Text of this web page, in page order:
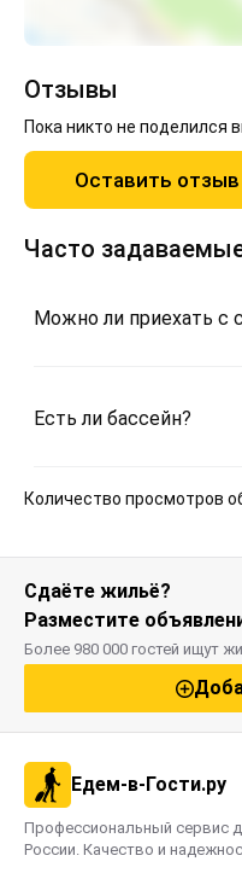
Отзывы
Пока никто не поделился
Оставить отзыв
Часто
Можно ли приехать с
Есть ли бассейн?
Количество просмотров
Сдаёте жильё?
Разместите
Более 980 000 гостей ищут
Едем-в-Гости.ру
Профессиональный сервис
России. Качество и